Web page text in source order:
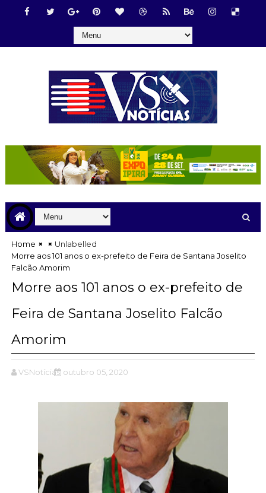
Home
Unlabelled
Morre aos 101 anos o ex-prefeito de Feira de Santana Joselito
Falcão Amorim
Morre aos 101 anos o ex-prefeito de
Feira de Santana Joselito Falcão
Amorim
VSNotícias outubro 05, 2020